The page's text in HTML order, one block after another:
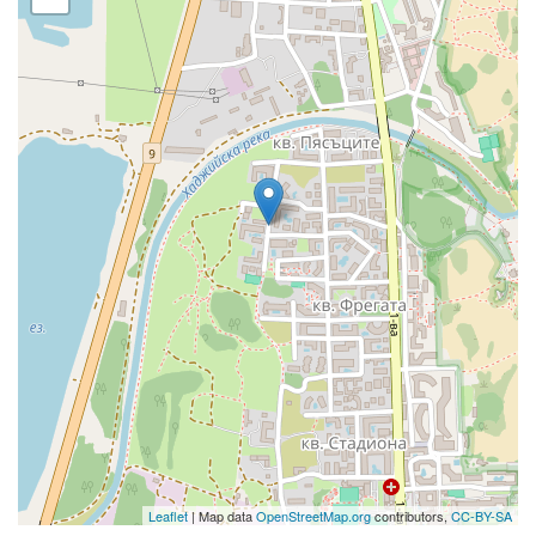
Leaflet| Map dataOpenStreetMap.orgcontributors,CC-BY-SA